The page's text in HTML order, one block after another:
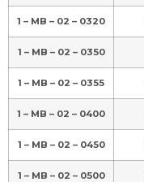
1 – MB – 02 – 0320
1 – MB – 02 – 0350
1 – MB – 02 – 0355
1 – MB – 02 – 0400
1 – MB – 02 – 0450
1 – MB – 02 – 0500